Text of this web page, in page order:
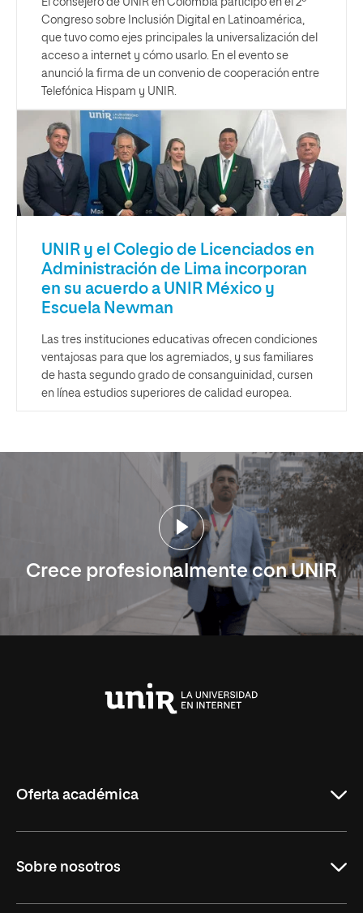
El consejero de UNIR en Colombia participó en el 2º
Congreso sobre Inclusión Digital en Latinoamérica,
que tuvo como ejes principales la universalización del
acceso a internet y cómo usarlo. En el evento se
anunció la firma de un convenio de cooperación entre
Telefónica Hispam y UNIR.
UNIR y el Colegio de Licenciados en
Administración de Lima incorporan
en su acuerdo a UNIR México y
Escuela Newman
Las tres instituciones educativas ofrecen condiciones
ventajosas para que los agremiados, y sus familiares
de hasta segundo grado de consanguinidad, cursen
en línea estudios superiores de calidad europea.
Crece profesionalmente con UNIR
Oferta académica
Maestrías
Sobre nosotros